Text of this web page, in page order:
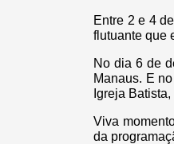
Entre 2 e 4
flutuante que
No dia 6 de
Manaus. E
Igreja
Viva
da